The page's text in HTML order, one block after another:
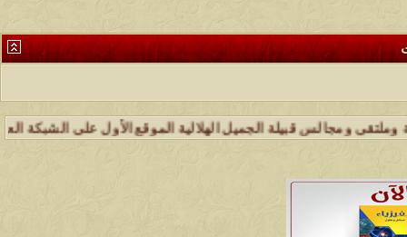
الجميل الهلالية الموقع الأول على الشبكة العنكبوتية الذي